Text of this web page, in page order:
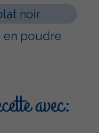
noir
en poudre
avec: